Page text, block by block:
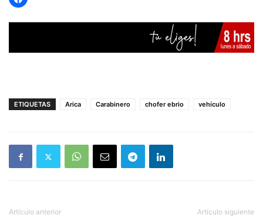
ETIQUETAS Arica Carabinero chofer ebrio vehículo
Artículo anterior Artículo siguiente